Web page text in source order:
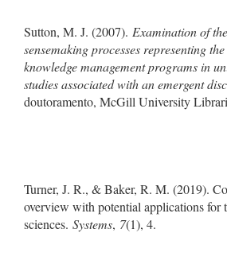
Sutton, M. J. (2007). Examination of
sensemaking processes representing
knowledge management programs in
studies associated with an emergent
doutoramento, McGill University
Turner, J. R., & Baker, R. M. (2019).
overview with potential applications for
sciences. Systems, 7(1), 4.